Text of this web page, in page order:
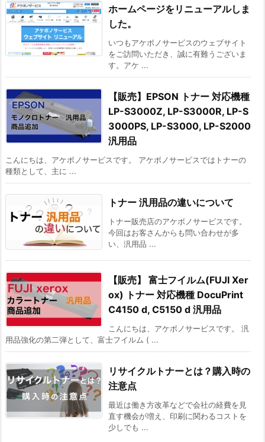
ホームページをリニューアルしま
した。
いつもアケボノサービスのウェブサイト
をご訪問いただき、誠に有難うございま
す。アケ ...
【販売】EPSON トナー 対応機種
LP-S3000Z, LP-S3000R, LP-S
3000PS, LP-S3000, LP-S2000
汎用品
こんにちは、アケボノサービスです。 アケボノサービスではトナーの
種類として、主に ...
トナー 汎用品の違いについて
トナー販売店のアケボノサービスです。
今回はお客さんからも問い合わせが多
い、汎用品 ...
【販売】 富士フイルム(FUJI Xer
ox) トナー 対応機種 DocuPrint
C4150 d, C5150 d 汎用品
こんにちは、アケボノサービスです。 汎
用品強化の第二弾として、富士フイルム ( ...
リサイクルトナーとは？購入時の
注意点
最近は働き方改革などで会社の経費を見
直す機会が増え、印刷に関わるコストを
少しでも ...